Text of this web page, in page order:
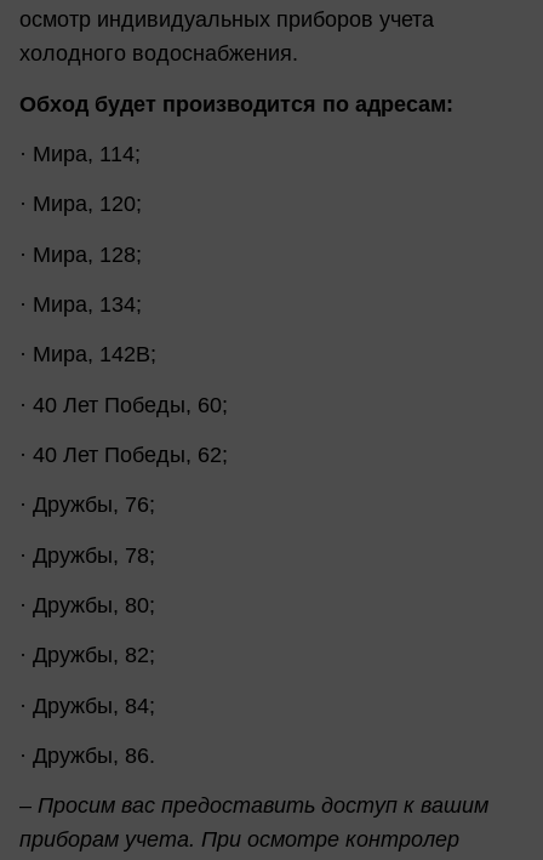
осмотр индивидуальных приборов учета
холодного водоснабжения.
Обход будет производится по адресам:
· Мира, 114;
· Мира, 120;
· Мира, 128;
· Мира, 134;
· Мира, 142В;
· 40 Лет Победы, 60;
· 40 Лет Победы, 62;
· Дружбы, 76;
· Дружбы, 78;
· Дружбы, 80;
· Дружбы, 82;
· Дружбы, 84;
· Дружбы, 86.
– Просим вас предоставить доступ к вашим
приборам учета. При осмотре контролер